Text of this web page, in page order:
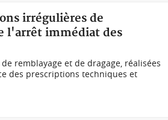
irrégulières de
l'arrêt immédiat des
remblayage et de dragage, réalisées
des prescriptions techniques et